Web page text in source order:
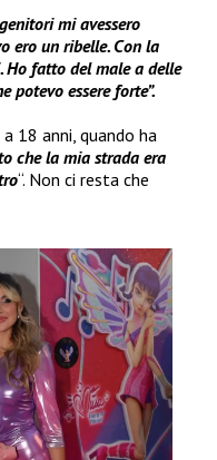
mi avessero
ero un ribelle. Con la
Ho fatto del male a delle
potevo essere forte”.
18 anni, quando ha
che la mia strada era
“. Non ci resta che